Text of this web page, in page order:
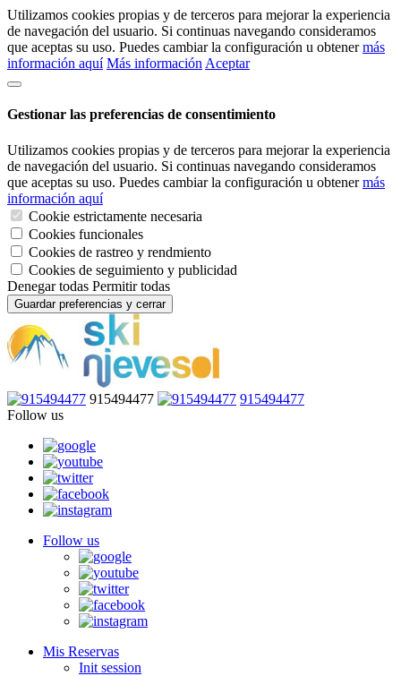
Utilizamos cookies propias y de terceros para mejorar la experiencia
de navegación del usuario. Si continuas navegando consideramos
que aceptas su uso. Puedes cambiar la configuración u obtenermás
información aquí Más información Aceptar
Gestionar las preferencias de consentimiento
Utilizamos cookies propias y de terceros para mejorar la experiencia
de navegación del usuario. Si continuas navegando consideramos
que aceptas su uso. Puedes cambiar la configuración u obtenermás
información aquí
Cookie estrictamente necesaria
Cookies funcionales
Cookies de rastreo y rendmiento
Cookies de seguimiento y publicidad
Denegar todas Permitir todas
Guardar preferencias y cerrar
915494477
915494477
Follow us
Follow us
Mis Reservas
Init session